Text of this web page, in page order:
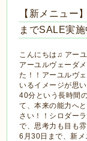
【新メニュー
までSALE実
こんにちは♫ アー
アーユルヴェーダ
た！！アーユルヴ
いるイメージが思
40分という長時間
て、本来の能力へ
さい！！シロダー
で、思考力も目も
6月30日まで、新